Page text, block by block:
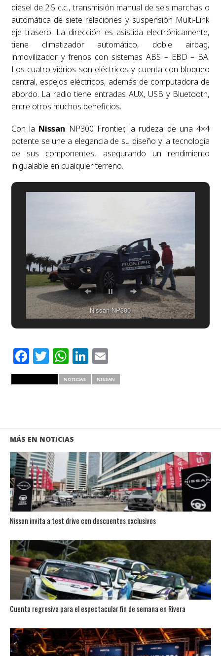
diésel de 2.5 c.c., transmisión manual de seis marchas o
automática de siete relaciones y suspensión Multi-Link
eje trasero. La dirección es asistida electrónicamente,
tiene climatizador automático, doble airbag,
inmovilizador y frenos con sistemas ABS – EBD – BA.
Los cuatro vidrios son eléctricos y cuenta con bloqueo
central, espejos eléctricos, además de computadora de
abordo. La radio tiene entradas AUX, USB y Bluetooth,
entre otros muchos beneficios.
Con la Nissan NP300 Frontier, la rudeza de una 4×4
potente se une a elegancia de su diseño y la tecnología
de sus componentes, asegurando un rendimiento
inigualable en cualquier terreno.
Nissan NP300
Facebook
Twitter
WhatsApp
LinkedIn
Email
NOTICIAS NISSAN
MÁS EN NOTICIAS
Nissan invita a test drive con descuentos exclusivos
Cuenta regresiva para el espectacular fin de semana en Rivera